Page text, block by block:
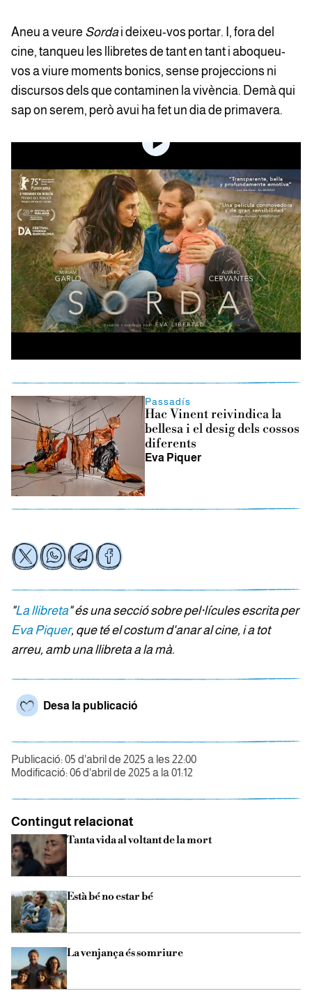
Aneu a veure Sordai deixeu-vos portar. I, fora del
cine, tanqueu les llibretes de tant en tant i aboqueu-
vos a viure moments bonics, sense projeccions ni
discursos dels que contaminen la vivència. Demà qui
sap on serem, però avui ha fet un dia de primavera.
Passadís
Hac Vinent reivindica la
bellesa i el desig dels cossos
diferents
Eva Piquer
"La llibreta" és una secció sobre pel·lícules escrita per
Eva Piquer, que té el costum d'anar al cine, i a tot
arreu, amb una llibreta a la mà.
Desa la publicació
Publicació: 05 d'abril de 2025 a les 22:00
Modificació: 06 d'abril de 2025 a la 01:12
Contingut relacionat
Tanta vida al voltant de la mort
Està bé no estar bé
La venjança és somriure